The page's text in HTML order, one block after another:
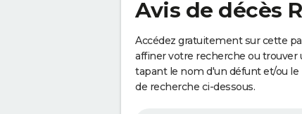
Avis de décès
Accédez gratuitement sur cette
affiner votre recherche ou trouver
tapant le nom d'un défunt et/ou
de recherche ci-dessous.